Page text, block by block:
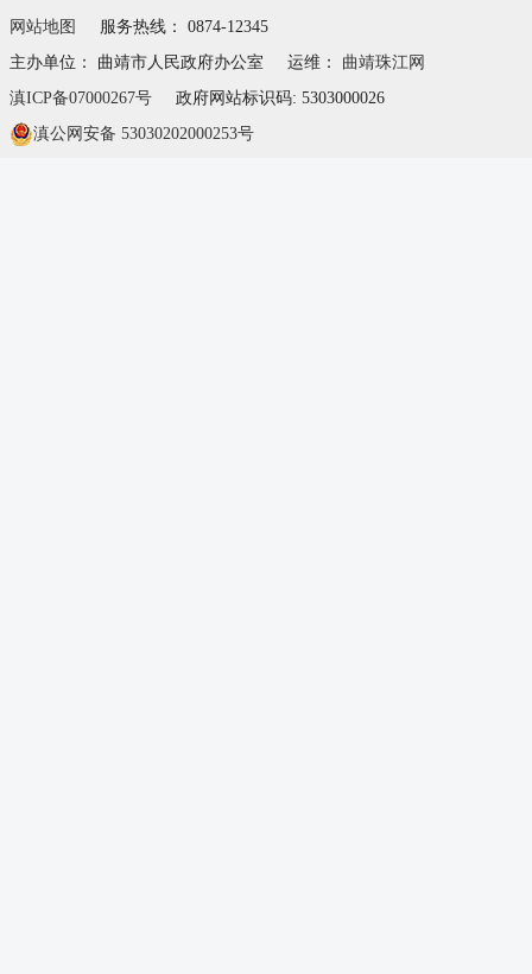
网站地图
服务热线： 0874-12345
主办单位： 曲靖市人民政府办公室
运维： 曲靖珠江网
滇ICP备07000267号
政府网站标识码: 5303000026
滇公网安备 53030202000253号